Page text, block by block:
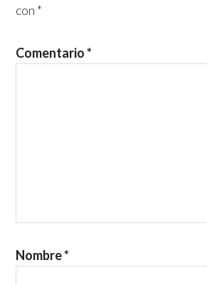
con *
Comentario*
Nombre*